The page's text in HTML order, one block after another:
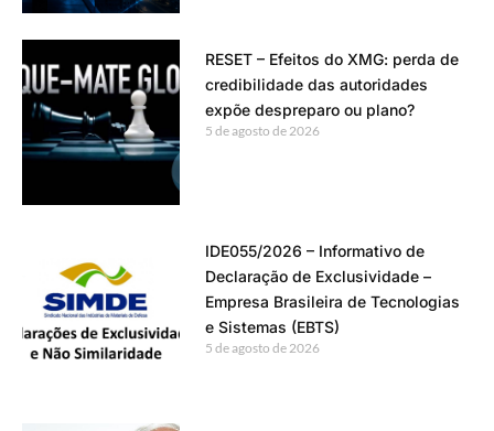
RESET – Efeitos do XMG: perda de
credibilidade das autoridades
expõe despreparo ou plano?
5 de agosto de 2026
IDE055/2026 – Informativo de
Declaração de Exclusividade –
Empresa Brasileira de Tecnologias
e Sistemas (EBTS)
5 de agosto de 2026